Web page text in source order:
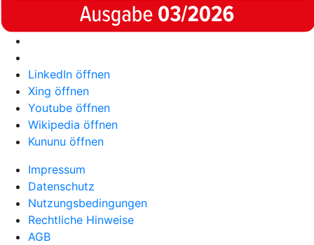
LinkedIn öffnen
Xing öffnen
Youtube öffnen
Wikipedia öffnen
Kununu öffnen
Impressum
Datenschutz
Nutzungsbedingungen
Rechtliche Hinweise
AGB